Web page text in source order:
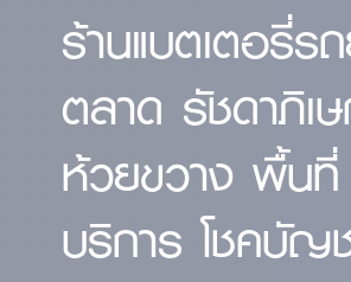
ร้านแบตเตอรี่ร
ตลาด รัชดาภิเ
ห้วยขวาง พื้นที่
บริการ โชคบัญ